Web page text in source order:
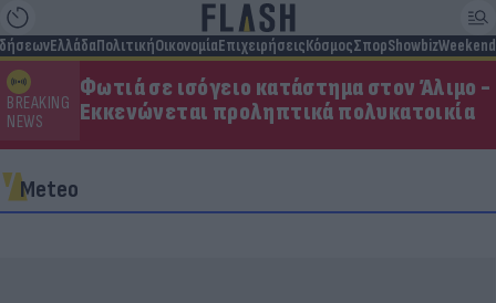
ΕλλάδαΠολιτικήΟικονομίαΕπιχειρήσειςΚόσμοςΣπορShowbizWeekend
BREAKING
NEWS
Φωτιά σε ισόγειο κατάστημα στον Άλιμο -
Εκκενώνεται προληπτικά πολυκατοικία
Meteo